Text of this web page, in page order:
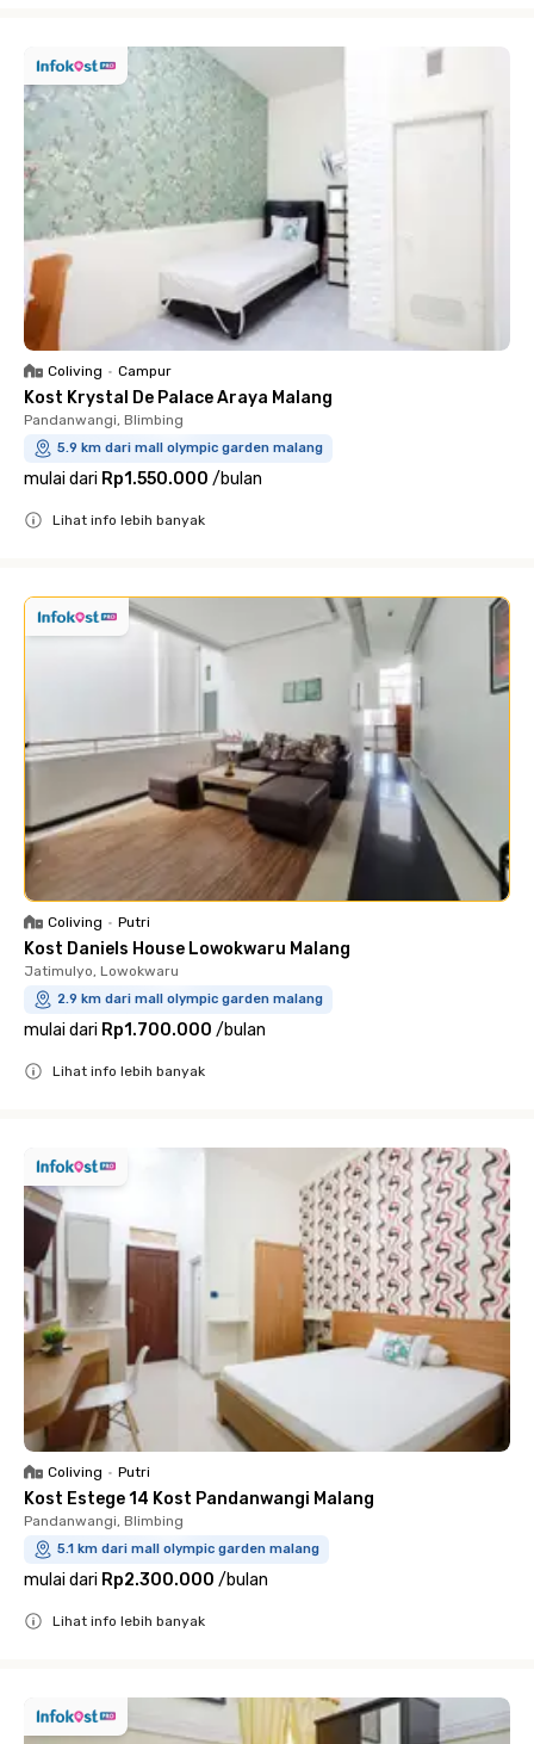
Coliving • Campur
Kost Krystal De Palace Araya Malang
Pandanwangi, Blimbing
5.9 km dari mall olympic garden malang
mulai dari Rp1.550.000 /bulan
Lihat info lebih banyak
Coliving • Putri
Kost Daniels House Lowokwaru Malang
Jatimulyo, Lowokwaru
2.9 km dari mall olympic garden malang
mulai dari Rp1.700.000 /bulan
Lihat info lebih banyak
Coliving • Putri
Kost Estege 14 Kost Pandanwangi Malang
Pandanwangi, Blimbing
5.1 km dari mall olympic garden malang
mulai dari Rp2.300.000 /bulan
Lihat info lebih banyak